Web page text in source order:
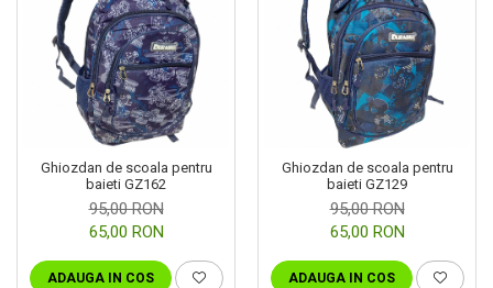
Ghiozdan de scoala pentru
baieti GZ162
95,00 RON
65,00 RON
ADAUGA IN COS
Ghiozdan de scoala pentru
baieti GZ129
95,00 RON
65,00 RON
ADAUGA IN COS